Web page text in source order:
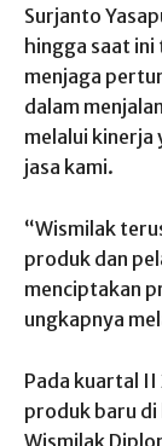
Surjanto
hingga saat
menjaga
dalam
melalui kinerja
jasa kami.
“Wismilak
produk dan
menciptakan
ungkapnya
Pada kuartal
produk baru di